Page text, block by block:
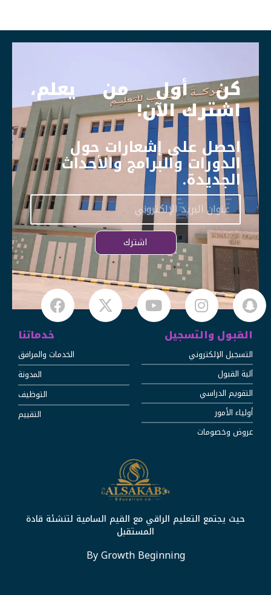
كن أول من يعلم،
اشترك الآن!
احصل على إشعارات حول
الدورات والبرامج والأحداث
الجديدة.
اشترك
القبول والتسجيل
التسجيل الإلكتروني
آلية القبول
التقويم الدراسي
أولياء الأمور
عروض وخصومات
خدماتنا
الخدمات والمرافق
المدونة
التوظيف
التقييم
حيث يجتمع التعليم الراقي مع القيم السامية لتنشئة قادة
المستقبل
By Growth Beginning